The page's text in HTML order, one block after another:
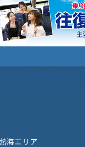
海エリア